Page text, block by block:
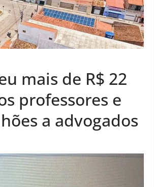
mais de R$ 22
professores e
a advogados